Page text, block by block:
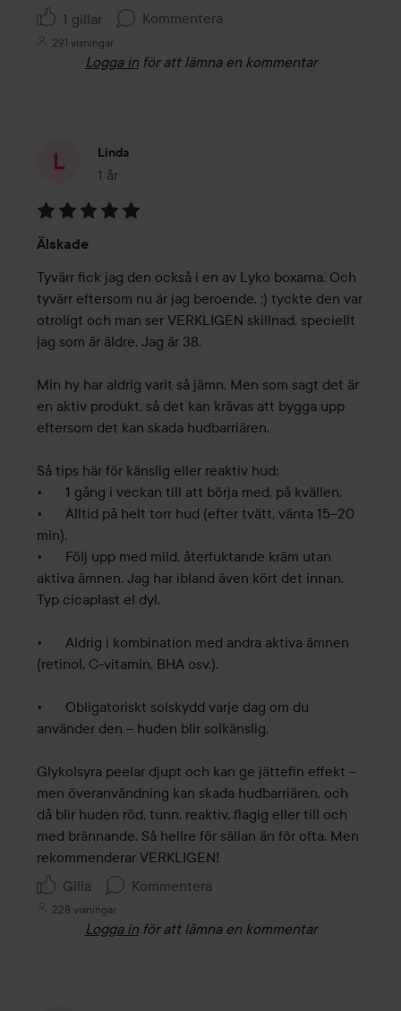
1 gillar Kommentera
291 visningar
Logga in för att lämna en kommentar
Linda
1 år
Inlägget skapades 1 år
5
av
5
Älskade
Tyvärr fick jag den också i en av Lyko boxarna. Och
tyvärr eftersom nu är jag beroende. ;) tyckte den var
otroligt och man ser VERKLIGEN skillnad, speciellt
jag som är äldre. Jag är 38.
Min hy har aldrig varit så jämn. Men som sagt det är
en aktiv produkt, så det kan krävas att bygga upp
eftersom det kan skada hudbarriären.
Så tips här för känslig eller reaktiv hud:
•	1 gång i veckan till att börja med, på kvällen.
•	Alltid på helt torr hud (efter tvätt, vänta 15–20
min).
•	Följ upp med mild, återfuktande kräm utan
aktiva ämnen. Jag har ibland även kört det innan.
Typ cicaplast el dyl.
•	Aldrig i kombination med andra aktiva ämnen
(retinol, C-vitamin, BHA osv.).
•	Obligatoriskt solskydd varje dag om du
använder den – huden blir solkänslig.
Glykolsyra peelar djupt och kan ge jättefin effekt –
men överanvändning kan skada hudbarriären, och
då blir huden röd, tunn, reaktiv, flagig eller till och
med brännande. Så hellre för sällan än för ofta. Men
rekommenderar VERKLIGEN!
Gilla
Kommentera
228 visningar
Logga in för att lämna en kommentar